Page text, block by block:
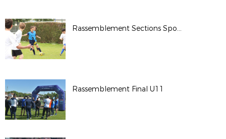
Rassemblement Sections Sportives
Rassemblement Final U11